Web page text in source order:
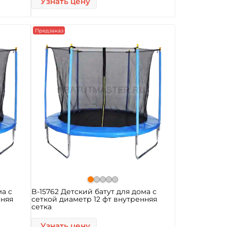
с
Предзаказ
B-15762 Детский батут для дома с
сеткой диаметр 12 фт внутренняя
сетка